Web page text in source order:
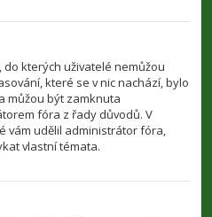
kterých uživatelé nemůžou
které se v nic nachází, bylo
můžou být zamknuta
fóra z řady důvodů. V
vám udělil administrátor fóra,
vlastní témata.